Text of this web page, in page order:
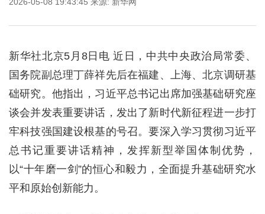
新华社北京5月8日电 近日，中共中央政治局常委、
国务院副总理丁薛祥先后在福建、上海、北京调研基
础研究。他指出，习近平总书记出席加强基础研究座
谈会并发表重要讲话，发出了新时代新征程进一步打
牢科技强国建设根基的号召。要深入学习贯彻习近平
总书记重要讲话精神，发挥新型举国体制优势，
以“十年磨一剑”的恒心和毅力，全面提升基础研究水
平和原始创新能力。